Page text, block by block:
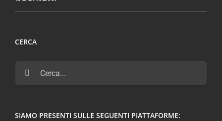
CERCA
Cerca
per:
SIAMO PRESENTI SULLE SEGUENTI PIATTAFORME: